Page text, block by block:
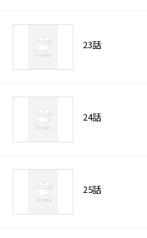
23話
24話
25話